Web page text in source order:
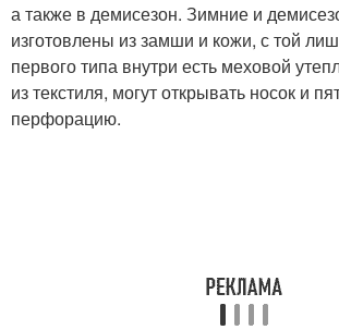
а также в демисезон. Зимние и
изготовлены из замши и кожи, с той
первого типа внутри есть меховой
из текстиля, могут открывать носок и
перфорацию.